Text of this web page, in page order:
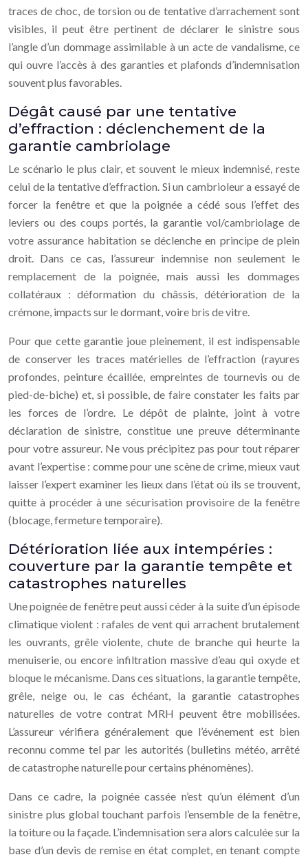
traces de choc, de torsion ou de tentative d’arrachement sont
visibles, il peut être pertinent de déclarer le sinistre sous
l’angle d’un dommage assimilable à un acte de vandalisme, ce
qui ouvre l’accès à des garanties et plafonds d’indemnisation
souvent plus favorables.
Dégât causé par une tentative
d’effraction : déclenchement de la
garantie cambriolage
Le scénario le plus clair, et souvent le mieux indemnisé, reste
celui de la tentative d’effraction. Si un cambrioleur a essayé de
forcer la fenêtre et que la poignée a cédé sous l’effet des
leviers ou des coups portés, la garantie vol/cambriolage de
votre assurance habitation se déclenche en principe de plein
droit. Dans ce cas, l’assureur indemnise non seulement le
remplacement de la poignée, mais aussi les dommages
collatéraux : déformation du châssis, détérioration de la
crémone, impacts sur le dormant, voire bris de vitre.
Pour que cette garantie joue pleinement, il est indispensable
de conserver les traces matérielles de l’effraction (rayures
profondes, peinture écaillée, empreintes de tournevis ou de
pied-de-biche) et, si possible, de faire constater les faits par
les forces de l’ordre. Le dépôt de plainte, joint à votre
déclaration de sinistre, constitue une preuve déterminante
pour votre assureur. Ne vous précipitez pas pour tout réparer
avant l’expertise : comme pour une scène de crime, mieux vaut
laisser l’expert examiner les lieux dans l’état où ils se trouvent,
quitte à procéder à une sécurisation provisoire de la fenêtre
(blocage, fermeture temporaire).
Détérioration liée aux intempéries :
couverture par la garantie tempête et
catastrophes naturelles
Une poignée de fenêtre peut aussi céder à la suite d’un épisode
climatique violent : rafales de vent qui arrachent brutalement
les ouvrants, grêle violente, chute de branche qui heurte la
menuiserie, ou encore infiltration massive d’eau qui oxyde et
bloque le mécanisme. Dans ces situations, la garantie tempête,
grêle, neige ou, le cas échéant, la garantie catastrophes
naturelles de votre contrat MRH peuvent être mobilisées.
L’assureur vérifiera généralement que l’événement est bien
reconnu comme tel par les autorités (bulletins météo, arrêté
de catastrophe naturelle pour certains phénomènes).
Dans ce cadre, la poignée cassée n’est qu’un élément d’un
sinistre plus global touchant parfois l’ensemble de la fenêtre,
la toiture ou la façade. L’indemnisation sera alors calculée sur la
base d’un devis de remise en état complet, en tenant compte